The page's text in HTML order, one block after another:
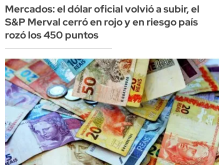
Mercados: el dólar oficial volvió a subir, el
S&P Merval cerró en rojo y en riesgo país
rozó los 450 puntos